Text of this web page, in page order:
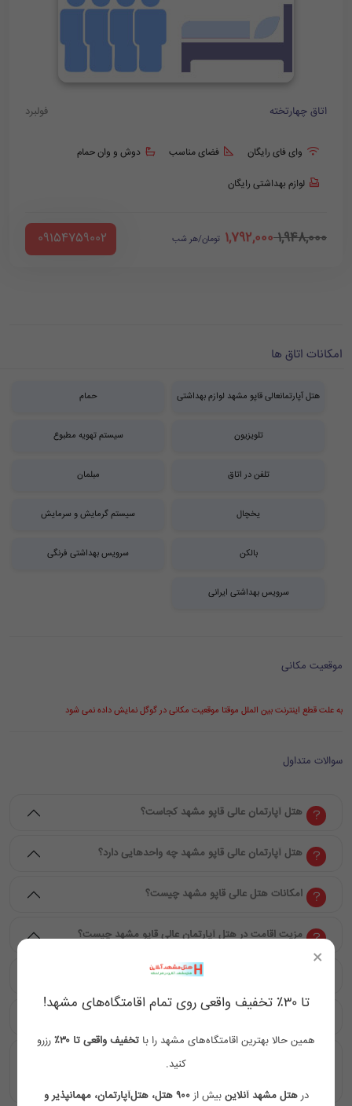
اتاق چهارتخته فولبرد
وای فای رایگان فضای مناسب دوش و وان حمام
لوازم بهداشتی رایگان
1,948,000
1,792,000 تومان/هر شب ‪ 09154759002
امکانات اتاق ها
هتل آپارتمانعالی قاپو مشهد لوازم بهداشتی حمام
تلویزیون سیستم تهویه مطبوع
تلفن در اتاق مبلمان
یخچال سیستم گرمایش و سرمایش
بالکن سرویس بهداشتی فرنگی
سرویس بهداشتی ایرانی
موقعیت مکانی
به علت قطع اینترنت بین الملل موقتا موقعیت مکانی در گوگل نمایش داده نمی شود
سوالات متداول
هتل آپارتمان عالی قاپو مشهد کجاست؟
هتل آپارتمان عالی قاپو مشهد چه واحدهایی دارد؟
امکانات هتل عالی قاپو مشهد چیست؟
مزیت اقامت در هتل آپارتمان عالی قاپو مشهد چیست؟
چگونه می‌توان هتل عالی قاپو مشهد را رزرو کرد؟
هتل آپارتمان عالی قاپو مشهد برای چه نوع سفرهایی مناسب
×
تا ۳۰٪ تخفیف واقعی روی تمام اقامتگاه‌های مشهد!
همین حالا بهترین اقامتگاه‌های مشهد را با تخفیف واقعی تا ۳۰٪
رزرو
کنید.
درهتل مشهد آنلاین بیش از ۹۰۰ هتل، هتل‌آپارتمان، مهمانپذیر و